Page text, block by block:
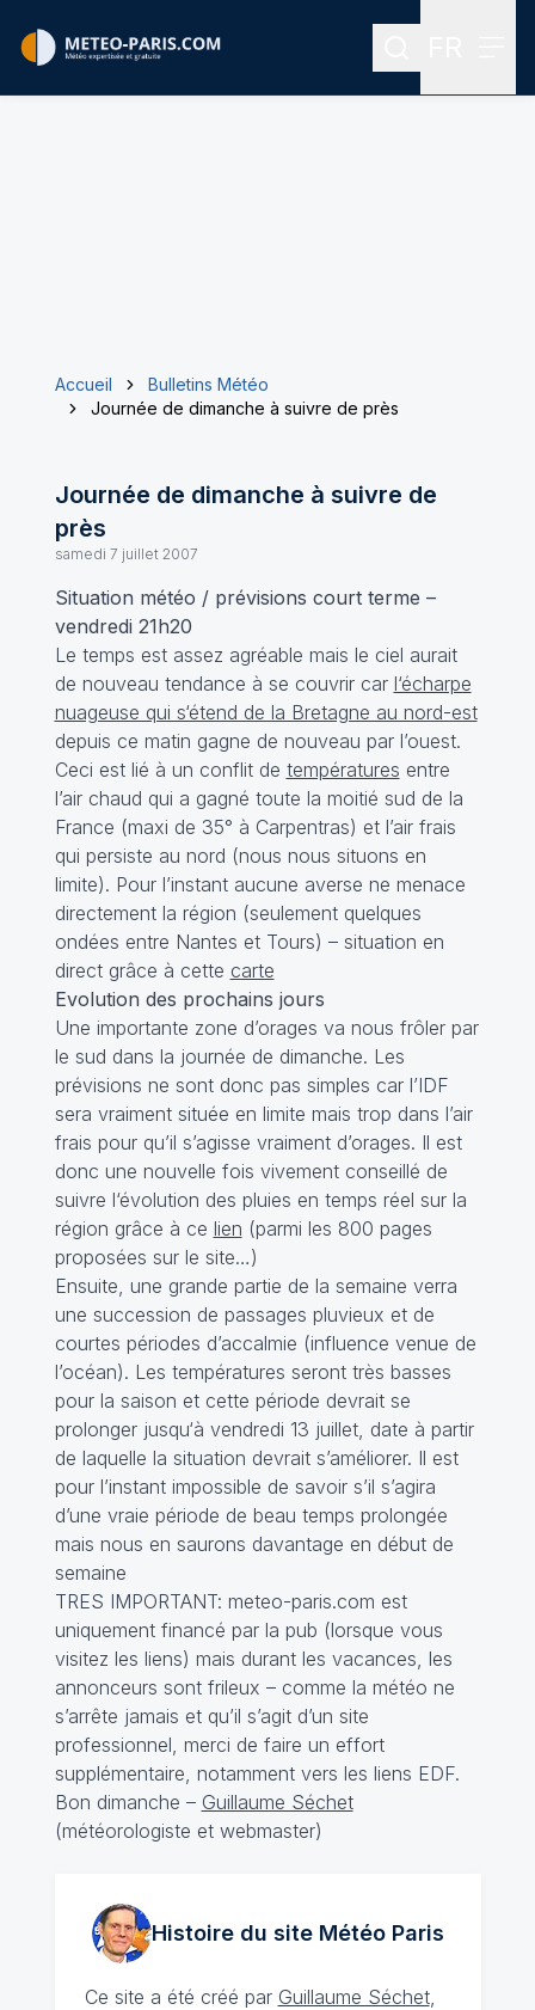
Rechercher
Accueil
Bulletins Météo
Journée de dimanche à suivre de près
Journée de dimanche à suivre de
près
samedi 7 juillet 2007
Situation météo / prévisions court terme –
vendredi 21h20
Le temps est assez agréable mais le ciel aurait
de nouveau tendance à se couvrir car l‘écharpe
nuageuse qui s‘étend de la Bretagne au nord-est
depuis ce matin gagne de nouveau par l’ouest.
Ceci est lié à un conflit de températures entre
l’air chaud qui a gagné toute la moitié sud de la
France (maxi de 35° à Carpentras) et l’air frais
qui persiste au nord (nous nous situons en
limite). Pour l’instant aucune averse ne menace
directement la région (seulement quelques
ondées entre Nantes et Tours) – situation en
direct grâce à cette carte
Evolution des prochains jours
Une importante zone d’orages va nous frôler par
le sud dans la journée de dimanche. Les
prévisions ne sont donc pas simples car l’IDF
sera vraiment située en limite mais trop dans l’air
frais pour qu’il s’agisse vraiment d’orages. Il est
donc une nouvelle fois vivement conseillé de
suivre l‘évolution des pluies en temps réel sur la
région grâce à ce lien (parmi les 800 pages
proposées sur le site…)
Ensuite, une grande partie de la semaine verra
une succession de passages pluvieux et de
courtes périodes d’accalmie (influence venue de
l’océan). Les températures seront très basses
pour la saison et cette période devrait se
prolonger jusqu‘à vendredi 13 juillet, date à partir
de laquelle la situation devrait s’améliorer. Il est
pour l’instant impossible de savoir s’il s’agira
d’une vraie période de beau temps prolongée
mais nous en saurons davantage en début de
semaine
TRES IMPORTANT: meteo-paris.com est
uniquement financé par la pub (lorsque vous
visitez les liens) mais durant les vacances, les
annonceurs sont frileux – comme la météo ne
s’arrête jamais et qu’il s’agit d’un site
professionnel, merci de faire un effort
supplémentaire, notamment vers les liens EDF.
Bon dimanche – Guillaume Séchet
(météorologiste et webmaster)
Histoire du site MétéoParis
Ce site a été créé par Guillaume Séchet,